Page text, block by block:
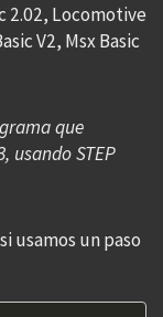
2.02, Locomotive
V2, Msx Basic
que
usando STEP
usamos un paso